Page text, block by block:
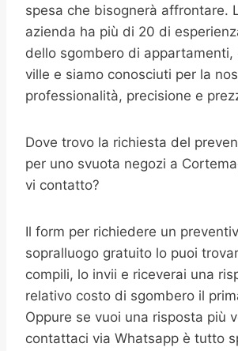
spesa che bisognerà affrontare.
azienda ha più di 20 di
dello sgombero di appartamenti,
ville e siamo conosciuti per la
professionalità, precisione e
Dove trovo la richiesta del
per uno svuota negozi a
vi contatto?
Il form per richiedere un
sopralluogo gratuito lo puoi
compili, lo invii e riceverai una
relativo costo di sgombero il
Oppure se vuoi una risposta più
contattaci via Whatsapp è tutto